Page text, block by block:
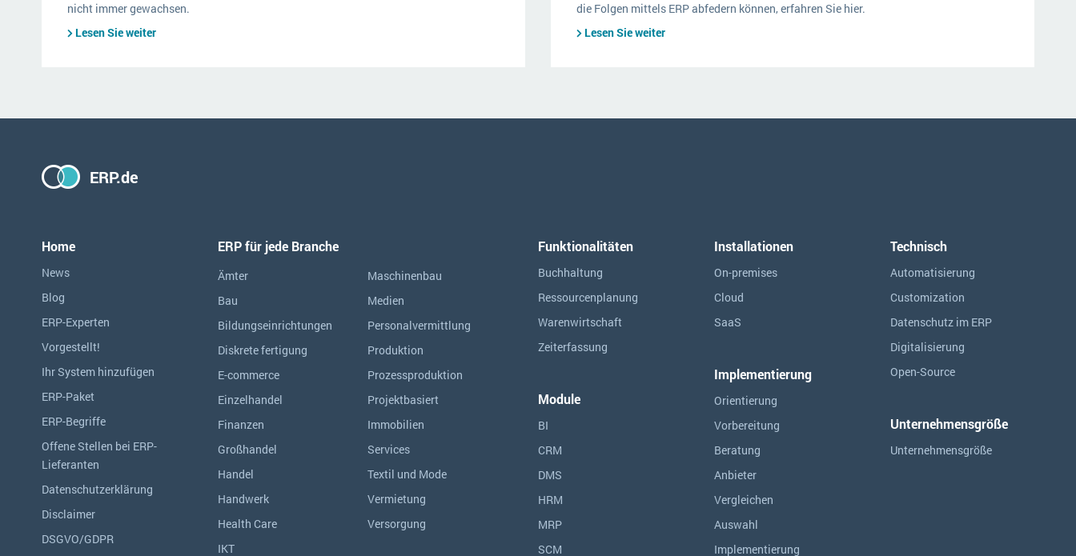
nicht immer gewachsen.
Lesen Sie weiter
die Folgen mittels ERP abfedern können, erfahren Sie hier.
Lesen Sie weiter
ERP.de
Home
News
Blog
ERP-Experten
Vorgestellt!
Ihr System hinzufügen
ERP-Paket
ERP-Begriffe
Offene Stellen bei ERP-
Lieferanten
Datenschutzerklärung
Disclaimer
DSGVO/GDPR
ERP für jede Branche
Ämter
Bau
Bildungseinrichtungen
Diskrete fertigung
E-commerce
Einzelhandel
Finanzen
Großhandel
Handel
Handwerk
Health Care
IKT
Maschinenbau
Medien
Personalvermittlung
Produktion
Prozessproduktion
Projektbasiert
Immobilien
Services
Textil und Mode
Vermietung
Versorgung
Funktionalitäten
Buchhaltung
Ressourcen­planung
Warenwirtschaft
Zeiterfassung
Module
BI
CRM
DMS
HRM
MRP
SCM
Installationen
On-premises
Cloud
SaaS
Implementierung
Orientierung
Vorbereitung
Beratung
Anbieter
Vergleichen
Auswahl
Implementierung
Technisch
Automatisierung
Customization
Datenschutz im ERP
Digitalisierung
Open-Source
Unternehmensgröße
Unternehmensgröße